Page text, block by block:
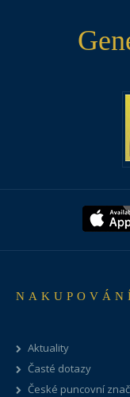
Aktuality
Časté dotazy
České puncovní